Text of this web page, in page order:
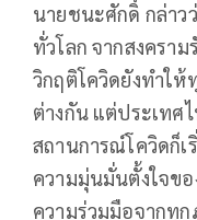
นายชนะศักดิ์ กล่าว
ทั่วโลก จากสงครา
วิกฤติโควิดยังทำให้
ต่างกัน แต่ประเทศ
สถานการณ์โควิดก็เ
ความมุ่นมั่นตั้งใจข
ความร่วมมือจากทุ